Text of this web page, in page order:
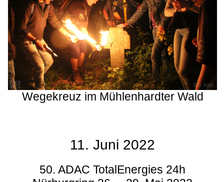
Wegekreuz im Mühlenhardter Wald
11. Juni 2022
50. ADAC TotalEnergies 24h